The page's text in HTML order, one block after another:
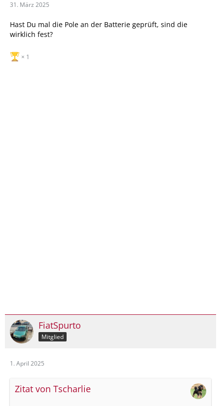
31. März 2025
Hast Du mal die Pole an der Batterie geprüft, sind die
wirklich fest?
1
FiatSpurto
Mitglied
1. April 2025
Zitat von Tscharlie